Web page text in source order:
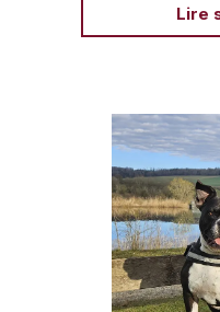
Lire
Leito est un Bully né
l’AJPA alors